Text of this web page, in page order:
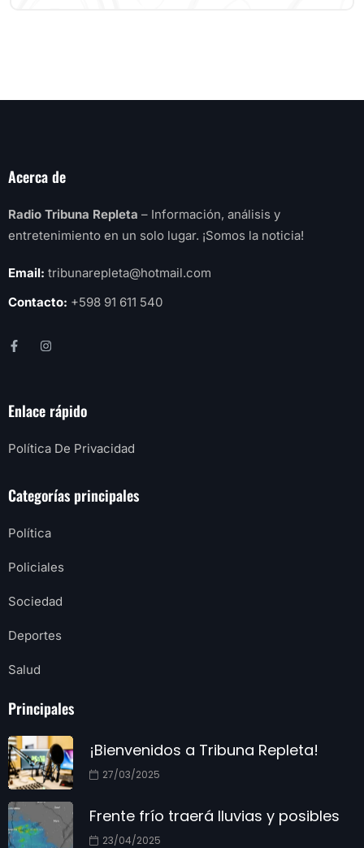
Acerca de
Radio Tribuna Repleta – Información, análisis y
entretenimiento en un solo lugar. ¡Somos la noticia!
Email: tribunarepleta@hotmail.com
Contacto: +598 91 611 540
Enlace rápido
Política De Privacidad
Categorías principales
Política
Policiales
Sociedad
Deportes
Salud
Principales
¡Bienvenidos a Tribuna Repleta!
27/03/2025
Frente frío traerá lluvias y posibles
23/04/2025